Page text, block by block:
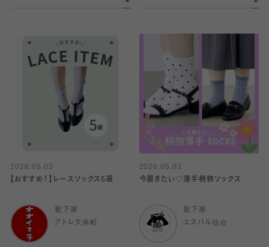
2026.05.03
【おすすめ！】レースソックス5選
靴下屋
アトレ大井町
2026.05.03
今履きたい♡薄手柄物ソックス
靴下屋
エスパル仙台